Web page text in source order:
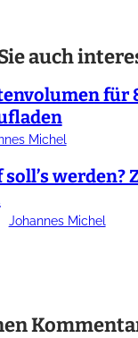
auch
für
Michel
werden?
Johannes Michel